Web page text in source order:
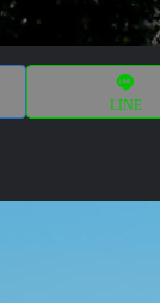
LINE